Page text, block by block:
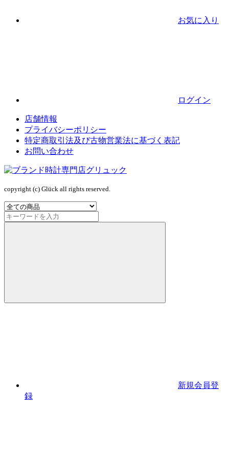
お気に入り
ログイン
店舗情報
プライバシーポリシー
特定商取引法及び古物営業法に基づく表記
お問い合わせ
copyright (c) Glück all rights reserved.
新規会員登
録